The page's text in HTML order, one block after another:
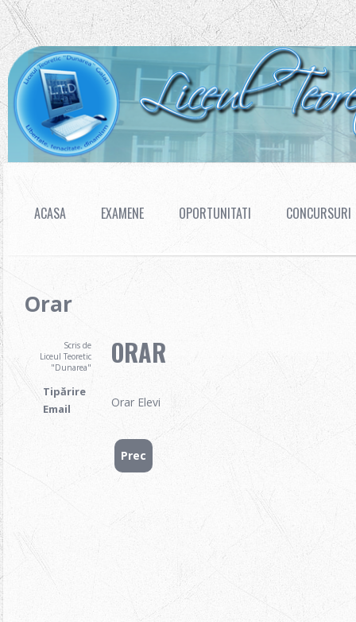
ACASA EXAMENE OPORTUNITATI CONCURSURI
Orar
Scris de
Liceul Teoretic
"Dunarea"
Tipărire
Email
ORAR
Orar Elevi
Prec